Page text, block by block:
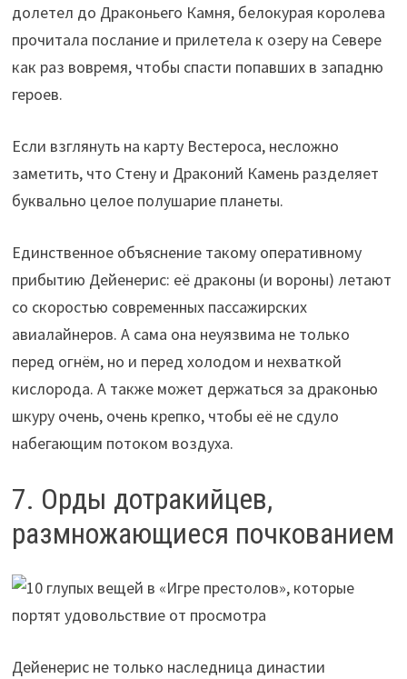
долетел до Драконьего Камня, белокурая королева
прочитала послание и прилетела к озеру на Севере
как раз вовремя, чтобы спасти попавших в западню
героев.
Если взглянуть на карту Вестероса, несложно
заметить, что Стену и Драконий Камень разделяет
буквально целое полушарие планеты.
Единственное объяснение такому оперативному
прибытию Дейенерис: её драконы (и вороны) летают
со скоростью современных пассажирских
авиалайнеров. А сама она неуязвима не только
перед огнём, но и перед холодом и нехваткой
кислорода. А также может держаться за драконью
шкуру очень, очень крепко, чтобы её не сдуло
набегающим потоком воздуха.
7. Орды дотракийцев,
размножающиеся почкованием
Дейенерис не только наследница династии